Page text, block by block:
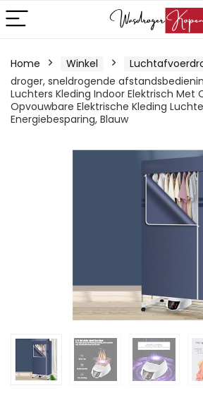
Home Winkel
droger, sneldrogende
Luchters Kleding Indoor Elektrisch Met
Opvouwbare Elektrische Kleding
Energiebesparing, Blauw